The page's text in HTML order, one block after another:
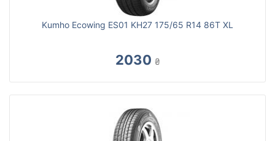
Kumho Ecowing ES01 KH27 175/65 R14 86T XL
2030 ₴